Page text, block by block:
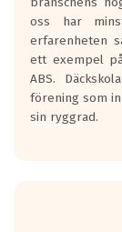
Inga D eller G
personbilar
Betyget sätts
skall bromsa
0.5-1.5 mm
I 80km/h
Vid körning i
oss har
erfarenheten
ett exempel
ABS.
förening som
sin ryggrad.